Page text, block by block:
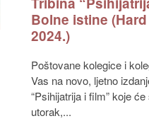
Bolne istine
2024.)
Poštovane kolegice i kolege, pozivamo
Vas na novo, ljetno
“Psihijatrija i film” koje
utorak,...